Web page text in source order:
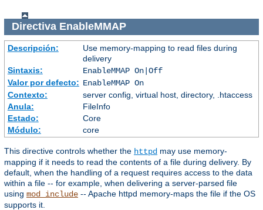
Directiva EnableMMAP
Descripción:
Use memory-mapping to read files during
delivery
Sintaxis:
EnableMMAP On|Off
Valor por defecto: EnableMMAP On
Contexto:
server config, virtual host, directory, .htaccess
Anula:
FileInfo
Estado:
Core
Módulo:
core
This directive controls whether the httpd may use memory-
mapping if it needs to read the contents of a file during delivery. By
default, when the handling of a request requires access to the data
within a file -- for example, when delivering a server-parsed file
using mod_include -- Apache httpd memory-maps the file if the OS
supports it.